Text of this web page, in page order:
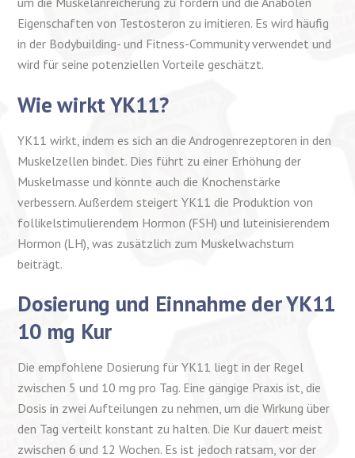
Eigenschaften von Testosteron zu imitieren. Es wird häufig
in der Bodybuilding- und Fitness-Community verwendet und
wird für seine potenziellen Vorteile geschätzt.
Wie wirkt YK11?
YK11 wirkt, indem es sich an die Androgenrezeptoren in den
Muskelzellen bindet. Dies führt zu einer Erhöhung der
Muskelmasse und könnte auch die Knochenstärke
verbessern. Außerdem steigert YK11 die Produktion von
follikelstimulierendem Hormon (FSH) und luteinisierendem
Hormon (LH), was zusätzlich zum Muskelwachstum
beiträgt.
Dosierung und Einnahme der YK11
10 mg Kur
Die empfohlene Dosierung für YK11 liegt in der Regel
zwischen 5 und 10 mg pro Tag. Eine gängige Praxis ist, die
Dosis in zwei Aufteilungen zu nehmen, um die Wirkung über
den Tag verteilt konstant zu halten. Die Kur dauert meist
zwischen 6 und 12 Wochen. Es ist jedoch ratsam, vor der